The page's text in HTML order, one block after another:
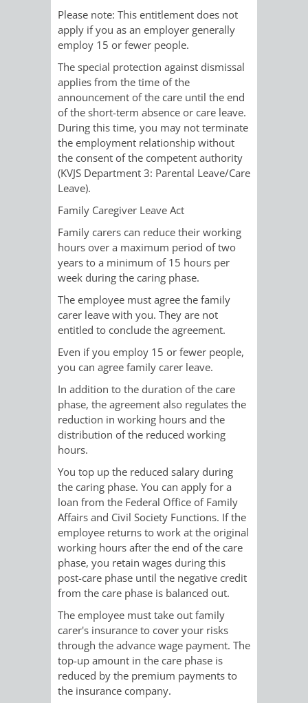
AUFGABEN
DER
UNTEREN
DENKMALSCHUTZBEHÖRDE
STEUERVORTEILE
SATZUNGEN
IM
BEREICH
DENKMALSCHUTZ
GENEHMIGUNGSVERFAHREN
TAG
DES
OFFENEN
DENKMALS
STÄDTISCHER
BAUPLÄTZE
VERKAUF
STÄDTISCHER
HÄUSER
/
LIEGENSCHAFTEN
ABWASSERBESEITIGUNG
ERSCHLIESSUNGSBEITRAG
ANTRAGSVERFAHREN
DOCH
AN
DEINE
WIEDERVERMIETUNGSPRÄMIE
BÜRGERMEISTER
/
DEZERNATE
ÄMTER
AMT
FÜR
BAURECHT
DENKMALSCHUTZ
AMT
FÜR
AMT
STABSSTELLE
BÄDER
HOCHBAU
(PLANUNG
GEBÄUDEBETRIEB
TOURISMUS
WIRTSCHAFT
AMT
SOZIALE
AMT
Please note: This entitlement does not
apply if you as an employer generally
employ 15 or fewer people.
The special protection against dismissal
applies from the time of the
announcement of the care until the end
of the short-term absence or care leave.
During this time, you may not terminate
the employment relationship without
the consent of the competent authority
(KVJS Department 3: Parental Leave/Care
Leave).
Family Caregiver Leave Act
Family carers can reduce their working
hours over a maximum period of two
years to a minimum of 15 hours per
week during the caring phase.
The employee must agree the family
carer leave with you. They are not
entitled to conclude the agreement.
Even if you employ 15 or fewer people,
you can agree family carer leave.
In addition to the duration of the care
phase, the agreement also regulates the
reduction in working hours and the
distribution of the reduced working
hours.
You top up the reduced salary during
the caring phase. You can apply for a
loan from the Federal Office of Family
Affairs and Civil Society Functions. If the
employee returns to work at the original
working hours after the end of the care
phase, you retain wages during this
post-care phase until the negative credit
from the care phase is balanced out.
The employee must take out family
carer's insurance to cover your risks
through the advance wage payment. The
top-up amount in the care phase is
reduced by the premium payments to
the insurance company.